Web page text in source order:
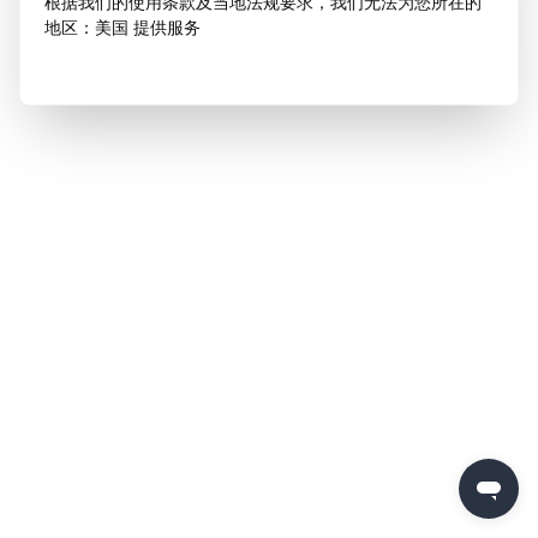
地区：美国 提供服务